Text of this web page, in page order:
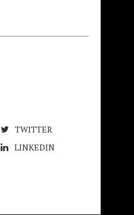
TWITTER
LINKEDIN